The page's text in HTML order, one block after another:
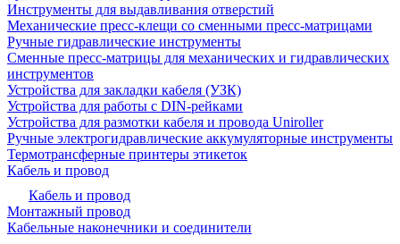
Инструменты для выдавливания отверстий
Механические пресс-клещи со сменными пресс-матрицами
Ручные гидравлические инструменты
Сменные пресс-матрицы для механических и гидравлических
инструментов
Устройства для закладки кабеля (УЗК)
Устройства для работы с DIN-рейками
Устройства для размотки кабеля и провода Uniroller
Ручные электрогидравлические аккумуляторные инструменты
Термотрансферные принтеры этикеток
Кабель и провод
Кабель и провод
Монтажный провод
Кабельные наконечники и соединители